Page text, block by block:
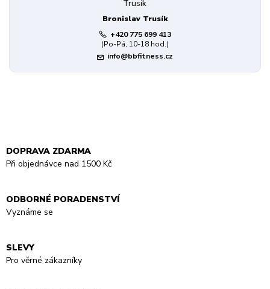
Bronislav Trusík
+420 775 699 413
(Po-Pá, 10-18 hod.)
info@bbfitness.cz
DOPRAVA ZDARMA
Při objednávce nad 1500 Kč
ODBORNÉ PORADENSTVÍ
Vyznáme se
SLEVY
Pro věrné zákazníky